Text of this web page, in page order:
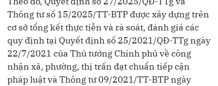
Thông tư số 15/2025/TT-BTP được xây dựng trên
cơ sở tổng kết thực tiễn và rà soát, đánh giá các
quy định tại Quyết định số 25/2021/QĐ-TTg ngày
22/7/2021 của Thủ tướng Chính phủ về công
nhận xã, phường, thị trấn đạt chuẩn tiếp cận
pháp luật và Thông tư 09/2021/TT-BTP ngày